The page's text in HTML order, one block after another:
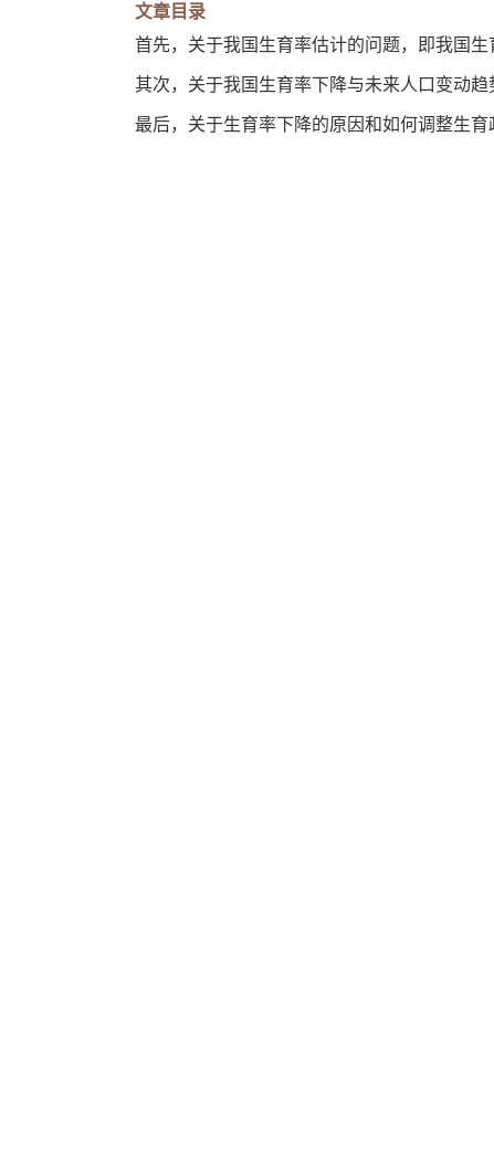
文章目录
首先，关于我国生育率估计的问题，即我国
其次，关于我国生育率下降与未来人口变动趋
最后，关于生育率下降的原因和如何调整生育